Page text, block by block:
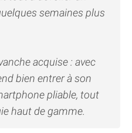
semaines plus
acquise : avec
bien entrer à son
pliable, tout
haut de gamme.